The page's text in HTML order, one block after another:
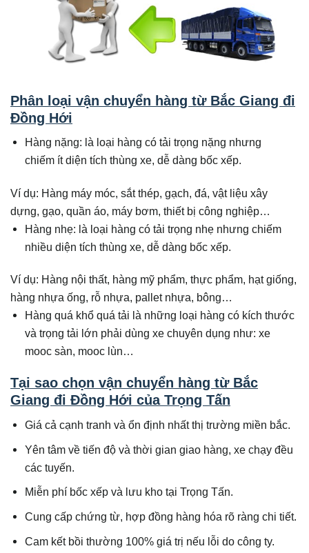
Phân loại vận chuyển hàng từ Bắc Giang đi
Đồng Hới
Hàng nặng: là loại hàng có tải trọng nặng nhưng
chiếm ít diện tích thùng xe, dễ dàng bốc xếp.
Ví dụ: Hàng máy móc, sắt thép, gạch, đá, vật liệu xây
dựng, gạo, quần áo, máy bơm, thiết bị công nghiệp…
Hàng nhẹ: là loại hàng có tải trọng nhẹ nhưng chiếm
nhiều diện tích thùng xe, dễ dàng bốc xếp.
Ví dụ: Hàng nội thất, hàng mỹ phẩm, thực phẩm, hạt giống,
hàng nhựa ống, rỗ nhựa, pallet nhựa, bông…
Hàng quá khổ quá tải là những loại hàng có kích thước
và trọng tải lớn phải dùng xe chuyên dụng như: xe
mooc sàn, mooc lùn…
Tại sao chọn vận chuyển hàng từ Bắc
Giang đi Đồng Hới của Trọng Tấn
Giá cả cạnh tranh và ổn định nhất thị trường miền bắc.
Yên tâm về tiến độ và thời gian giao hàng, xe chạy đều
các tuyến.
Miễn phí bốc xếp và lưu kho tại Trọng Tấn.
Cung cấp chứng từ, hợp đồng hàng hóa rõ ràng chi tiết.
Cam kết bồi thường 100% giá trị nếu lỗi do công ty.